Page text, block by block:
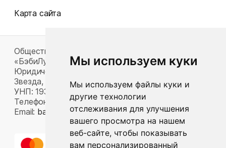
Мы используем куки
Мы используем файлы куки и
другие технологии
отслеживания для улучшения
вашего просмотра на нашем
веб-сайте, чтобы показывать
вам персонализированный
Карта сайта
Общество с ограниченной ответственностью
«БэбиЛук»
Юридический адрес: 220117, г. Минск, пр-т Газеты
Звезда, д. 16, пом. 52
УНП: 193815124
Телефон:
+375 33 392 66 63
Email: babylook.gm@gmail.com .